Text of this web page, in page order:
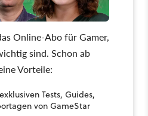
Online-Abo für Gamer,
sind. Schon ab
Vorteile:
Tests, Guides,
von GameStar